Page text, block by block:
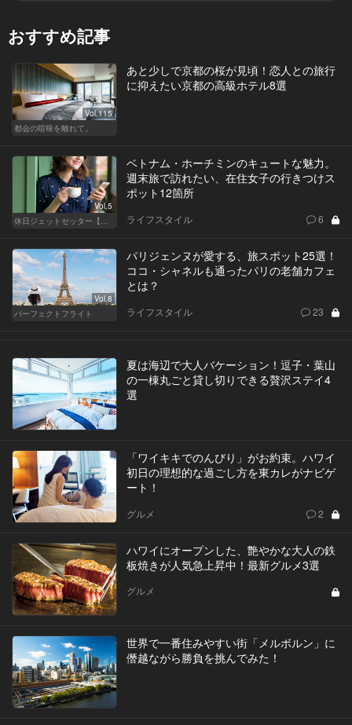
おすすめ記事
Vol.115
都会の喧噪を離れて。
あと少しで京都の桜が見頃！恋人との旅行
に抑えたい京都の高級ホテル8選
Vol.5
休日ジェットセッター【厳選スポット編】
ベトナム・ホーチミンのキュートな魅力。
週末旅で訪れたい、在住女子の行きつけス
ポット12箇所
ライフスタイル 6
Vol.8
パーフェクトフライト
パリジェンヌが愛する、旅スポット25選！
ココ・シャネルも通ったパリの老舗カフェ
とは？
ライフスタイル 23
夏は海辺で大人バケーション！逗子・葉山
の一棟丸ごと貸し切りできる贅沢ステイ4
選
「ワイキキでのんびり」がお約束。ハワイ
初日の理想的な過ごし方を東カレがナビゲ
ート！
グルメ 2
ハワイにオープンした、艶やかな大人の鉄
板焼きが人気急上昇中！最新グルメ3選
グルメ
世界で一番住みやすい街「メルボルン」に
僭越ながら勝負を挑んでみた！